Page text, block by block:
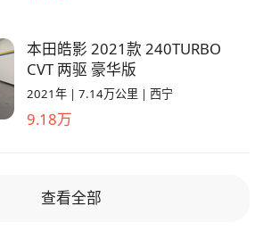
本田皓影 2021款 240TURBO
CVT 两驱 豪华版
2021年 | 7.14万公里 | 西宁
9.18万
查看全部